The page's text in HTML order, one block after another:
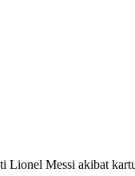
Lionel Messi akibat